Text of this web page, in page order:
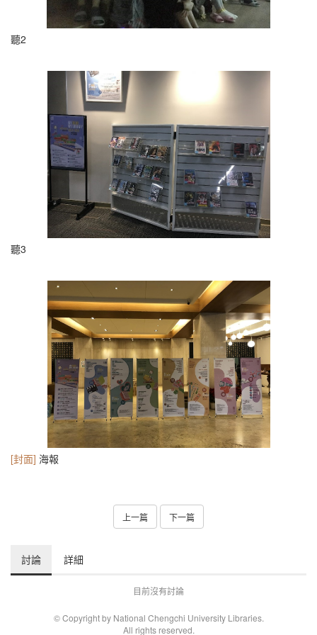
聽2
聽3
[封面] 海報
上一篇 下一篇
討論 詳細
目前沒有討論
© Copyright by National Chengchi University Libraries.
All rights reserved.